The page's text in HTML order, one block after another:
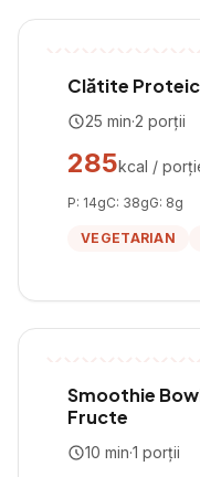
Clătite
25 min·2 porții
285kcal /
P: 14gC: 38gG: 8g
VEGETARIAN
Smoothie
Fructe
10 min·1 porții